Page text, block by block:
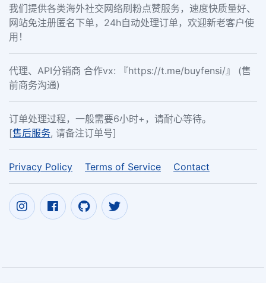
我们提供各类海外社交网络刷粉点赞服务，速度快质量好、
网站免注册匿名下单，24h自动处理订单，欢迎新老客户使
用！
代理、API分销商 合作vx: 『https://t.me/buyfensi/』 (售
前商务沟通)
订单处理过程，一般需要6小时+，请耐心等待。
[售后服务, 请备注订单号]
Privacy Policy Terms of Service Contact